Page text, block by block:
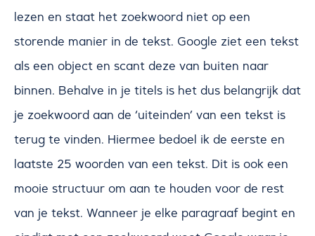
lezen en staat het zoekwoord niet op een
storende manier in de tekst. Google ziet een tekst
als een object en scant deze van buiten naar
binnen. Behalve in je titels is het dus belangrijk dat
je zoekwoord aan de ‘uiteinden’ van een tekst is
terug te vinden. Hiermee bedoel ik de eerste en
laatste 25 woorden van een tekst. Dit is ook een
mooie structuur om aan te houden voor de rest
van je tekst. Wanneer je elke paragraaf begint en